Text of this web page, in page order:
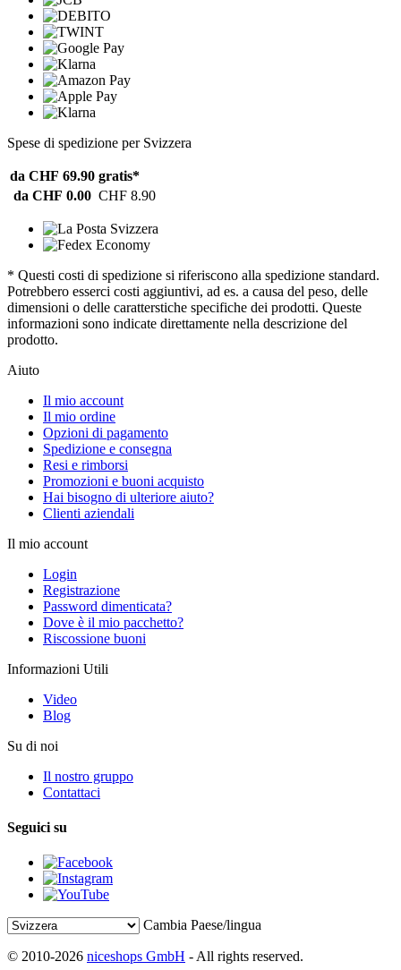
Spese di spedizione per Svizzera
da CHF 69.90 gratis*
da CHF 0.00 CHF 8.90
* Questi costi di spedizione si riferiscono alla spedizione standard.
Potrebbero esserci costi aggiuntivi, ad es. a causa del peso, delle
dimensioni o delle caratterstiche specifiche dei prodotti. Queste
informazioni sono indicate direttamente nella descrizione del
prodotto.
Aiuto
Il mio account
Il mio ordine
Opzioni di pagamento
Spedizione e consegna
Resi e rimborsi
Promozioni e buoni acquisto
Hai bisogno di ulteriore aiuto?
Clienti aziendali
Il mio account
Login
Registrazione
Password dimenticata?
Dove è il mio pacchetto?
Riscossione buoni
Informazioni Utili
Video
Blog
Su di noi
Il nostro gruppo
Contattaci
Seguici su
Cambia Paese/lingua
© 2010-2026 niceshops GmbH - All rights reserved.